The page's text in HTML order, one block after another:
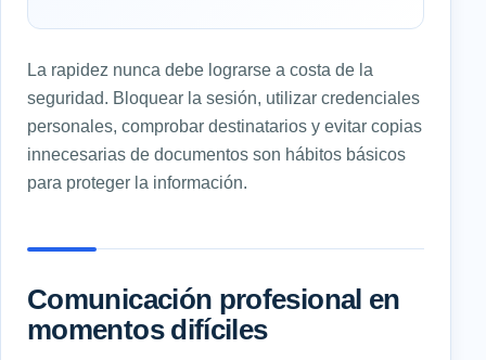
La rapidez nunca debe lograrse a costa de la
seguridad. Bloquear la sesión, utilizar credenciales
personales, comprobar destinatarios y evitar copias
innecesarias de documentos son hábitos básicos
para proteger la información.
Comunicación profesional en
momentos difíciles